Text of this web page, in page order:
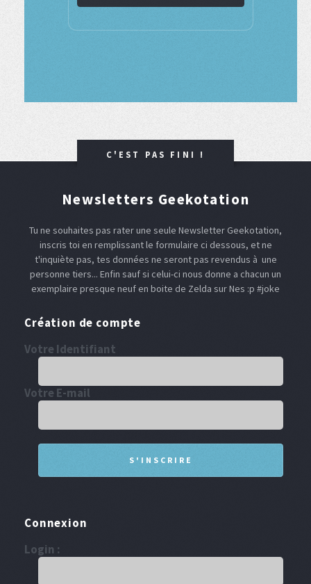
C'EST PAS FINI !
Newsletters Geekotation
Tu ne souhaites pas rater une seule Newsletter Geekotation,
inscris toi en remplissant le formulaire ci dessous, et ne
t'inquiète pas, tes données ne seront pas revendus à une
personne tiers... Enfin sauf si celui-ci nous donne a chacun un
exemplaire presque neuf en boite de Zelda sur Nes :p #joke
Création de compte
Votre Identifiant
Votre E-mail
Connexion
Login :